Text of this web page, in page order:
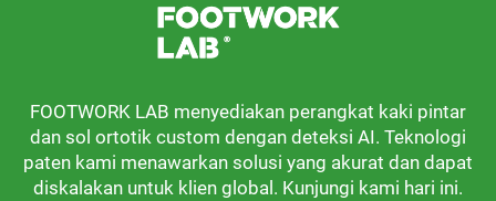
FOOTWORK LAB menyediakan perangkat kaki pintar
dan sol ortotik custom dengan deteksi AI. Teknologi
paten kami menawarkan solusi yang akurat dan dapat
diskalakan untuk klien global. Kunjungi kami hari ini.